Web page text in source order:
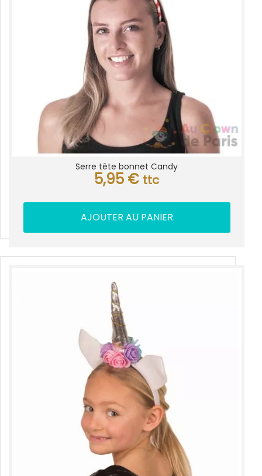
Serre tête bonnet Candy
5,95 € ttc
AJOUTER AU PANIER